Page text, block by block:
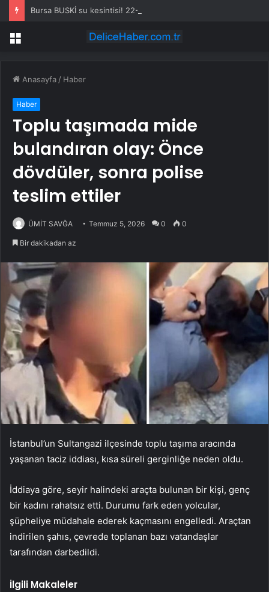
Menü
Anasayfa / Haber
Haber
Toplu taşımada mide
bulandıran olay: Önce
dövdüler, sonra polise
teslim ettiler
ÜMİT SAVĞA Temmuz 5, 2026 0 0
Bir dakikadan az
İstanbul’un Sultangazi ilçesinde toplu taşıma aracında
yaşanan taciz iddiası, kısa süreli gerginliğe neden oldu.
İddiaya göre, seyir halindeki araçta bulunan bir kişi, genç
bir kadını rahatsız etti. Durumu fark eden yolcular,
şüpheliye müdahale ederek kaçmasını engelledi. Araçtan
indirilen şahıs, çevrede toplanan bazı vatandaşlar
tarafından darbedildi.
İlgili Makaleler